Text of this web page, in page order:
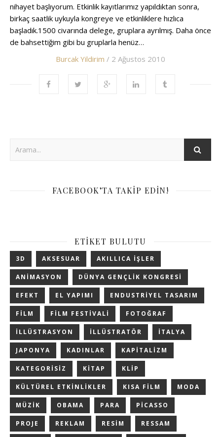
nihayet başlıyorum. Etkinlik kayıtlarımız yapıldıktan sonra,
birkaç saatlik uykuyla kongreye ve etkinliklere hızlıca
başladık.1500 civarında delege, gruplara ayrılmış. Daha önce
de bahsettiğim gibi bu gruplarla henüz…
Burcak Yildirim / 2 Ağustos 2010
FACEBOOK’TA TAKIP EDIN!
ETIKET BULUTU
3D AKSESUAR AKILLICA IŞLER
ANIMASYON DÜNYA GENÇLIK KONGRESI
EFEKT EL YAPIMI ENDUSTRIYEL TASARIM
FILM FILM FESTIVALI FOTOĞRAF
ILLÜSTRASYON ILLÜSTRATÖR ITALYA
JAPONYA KADINLAR KAPITALIZM
KATEGORISIZ KITAP KLIP
KÜLTÜREL ETKINLIKLER KISA FILM MODA
MÜZIK OBAMA PARA PICASSO
PROJE REKLAM RESIM RESSAM